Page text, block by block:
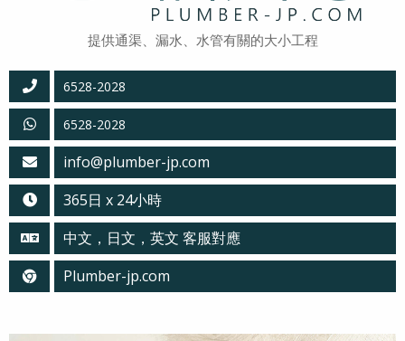
提供通渠、漏水、水管有關的大小工程
6528-2028
6528-2028
info@plumber-jp.com
365日 x 24小時
中文，日文，英文 客服對應
Plumber-jp.com